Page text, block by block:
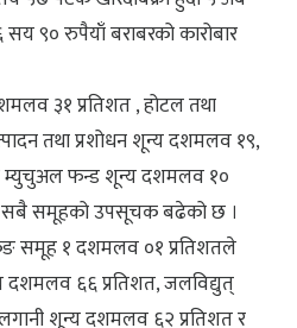
९० रुपैयाँ बराबरको कारोबार
३१ प्रतिशत , होटल तथा
तथा प्रशोधन शून्य दशमलव १९,
म्युचुअल फन्ड शून्य दशमलव १०
सबै समूहको उपसूचक बढेको छ ।
समूह १ दशमलव ०१ प्रतिशतले
६६ प्रतिशत, जलविद्युत्
शून्य दशमलव ६२ प्रतिशत र